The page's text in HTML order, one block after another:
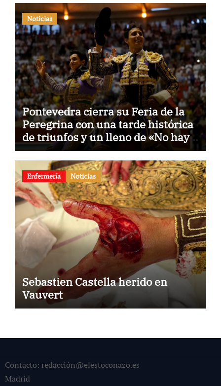
Noticias
Pontevedra cierra su Feria de la
Peregrina con una tarde histórica
de triunfos y un lleno de «No hay
billetes»
Enfermería Noticias
Sebastien Castella herido en
Vauvert
Contacto: redacción@elestoconazo.es
Madrid